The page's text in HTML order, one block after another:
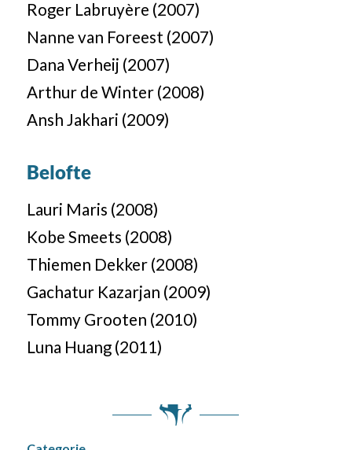
Roger Labruyère (2007)
Nanne van Foreest (2007)
Dana Verheij (2007)
Arthur de Winter (2008)
Ansh Jakhari (2009)
Belofte
Lauri Maris (2008)
Kobe Smeets (2008)
Thiemen Dekker (2008)
Gachatur Kazarjan (2009)
Tommy Grooten (2010)
Luna Huang (2011)